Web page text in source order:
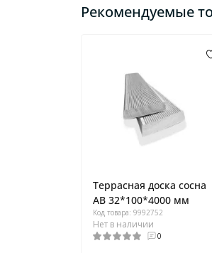
Рекомендуемые
Террасная доска сосна
AB 32*100*4000 мм
Код товара: 9992752
Нет в наличии
0